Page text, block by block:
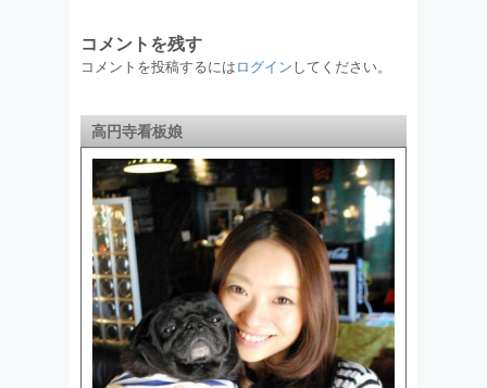
コメントを残す
コメントを投稿するにはログインしてください。
高円寺看板娘